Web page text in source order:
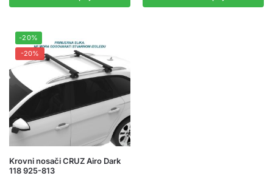
-20%
-20%
Krovni nosači CRUZ Airo Dark
118 925-813